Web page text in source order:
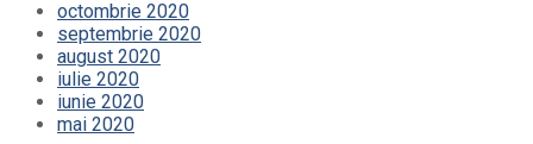
octombrie 2020
septembrie 2020
august 2020
iulie 2020
iunie 2020
mai 2020